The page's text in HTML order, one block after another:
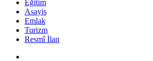
Eğitim
Asayiş
Emlak
Turizm
Resmî İlan